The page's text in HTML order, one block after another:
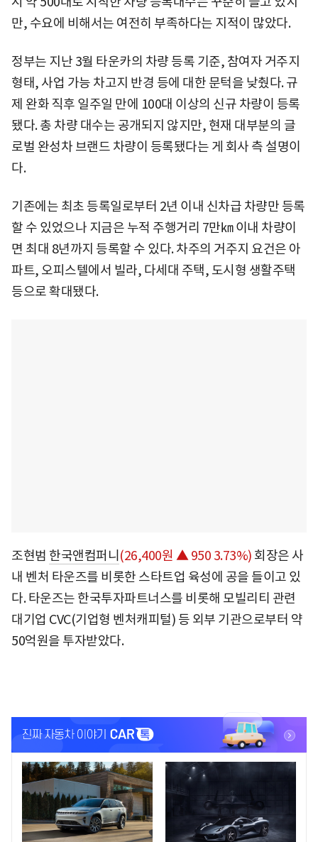
만, 수요에 비해서는 여전히 부족하다는 지적이 많았다.
정부는 지난 3월 타운카의 차량 등록 기준, 참여자 거주지
형태, 사업 가능 차고지 반경 등에 대한 문턱을 낮췄다. 규
제 완화 직후 일주일 만에 100대 이상의 신규 차량이 등록
됐다. 총 차량 대수는 공개되지 않지만, 현재 대부분의 글
로벌 완성차 브랜드 차량이 등록됐다는 게 회사 측 설명이
다.
기존에는 최초 등록일로부터 2년 이내 신차급 차량만 등록
할 수 있었으나 지금은 누적 주행거리 7만㎞ 이내 차량이
면 최대 8년까지 등록할 수 있다. 차주의 거주지 요건은 아
파트, 오피스텔에서 빌라, 다세대 주택, 도시형 생활주택
등으로 확대됐다.
조현범 한국앤컴퍼니 (26,400원 ▲ 950 3.73%) 회장은 사
내 벤처 타운즈를 비롯한 스타트업 육성에 공을 들이고 있
다. 타운즈는 한국투자파트너스를 비롯해 모빌리티 관련
대기업 CVC(기업형 벤처캐피털) 등 외부 기관으로부터 약
50억원을 투자받았다.
< <